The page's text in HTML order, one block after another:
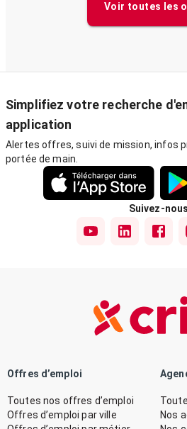
Voir toutes les
Simplifiez votre recherche
application
Alertes offres, suivi de mission, infos
portée de main.
Suivez-nous
Offres d’emploi
Toutes nos offres d’emploi
Offres d’emploi par ville
Nos